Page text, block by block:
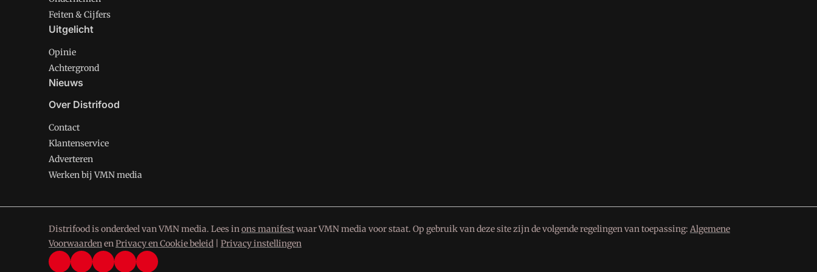
Feiten & Cijfers
Uitgelicht
Opinie
Achtergrond
Nieuws
Over Distrifood
Contact
Klantenservice
Adverteren
Werken bij VMN media
Distrifood is onderdeel van VMN media. Lees inons manifestwaar VMN media voor staat. Op gebruik van deze site zijn de volgende regelingen van toepassing: Algemene
VoorwaardenenPrivacy en Cookie beleid Privacy instellingen